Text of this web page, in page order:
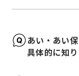
あい・あい
具体的に知